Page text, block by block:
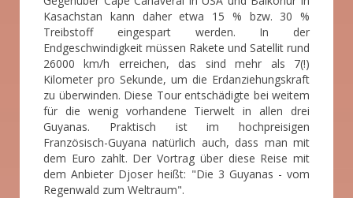
Kasachstan kann daher etwa 15 % bzw. 30 %
Treibstoff eingespart werden. In der
Endgeschwindigkeit müssen Rakete und Satellit rund
26000 km/h erreichen, das sind mehr als 7(!)
Kilometer pro Sekunde, um die Erdanziehungskraft
zu überwinden. Diese Tour entschädigte bei weitem
für die wenig vorhandene Tierwelt in allen drei
Guyanas. Praktisch ist im hochpreisigen
Französisch-Guyana natürlich auch, dass man mit
dem Euro zahlt. Der Vortrag über diese Reise mit
dem Anbieter Djoser heißt: "Die 3 Guyanas - vom
Regenwald zum Weltraum".